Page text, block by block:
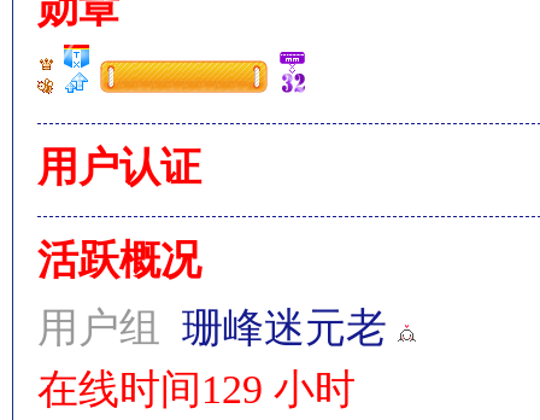
用户认证
活跃概况
用户组 珊峰迷元老
在线时间 129 小时